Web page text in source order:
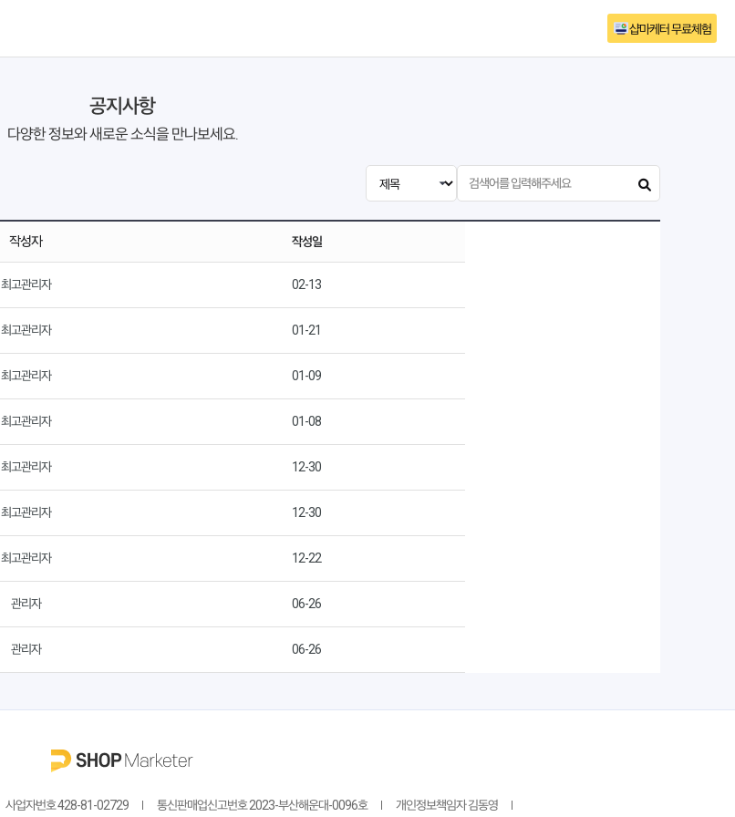
샵마케터 무료체험
공지사항
다양한 정보와 새로운 소식을 만나보세요.
작성자 작성일
최고관리자 02-13
최고관리자 01-21
최고관리자 01-09
최고관리자 01-08
최고관리자 12-30
최고관리자 12-30
최고관리자 12-22
관리자 06-26
관리자 06-26
사업자번호 428-81-02729 통신판매업신고번호 2023-부산해운대-0096호 개인정보책임자 김동영